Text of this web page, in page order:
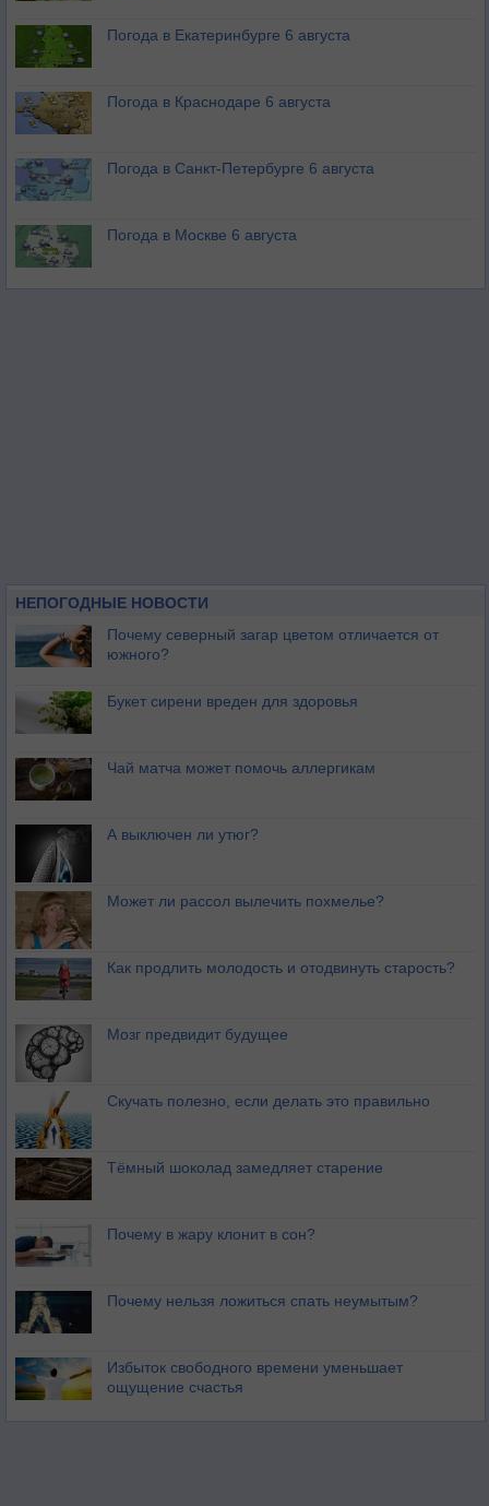
Погода в Екатеринбурге 6 августа
Погода в Краснодаре 6 августа
Погода в Санкт-Петербурге 6 августа
Погода в Москве 6 августа
НЕПОГОДНЫЕ НОВОСТИ
Почему северный загар цветом отличается от
южного?
Букет сирени вреден для здоровья
Чай матча может помочь аллергикам
А выключен ли утюг?
Может ли рассол вылечить похмелье?
Как продлить молодость и отодвинуть старость?
Мозг предвидит будущее
Скучать полезно, если делать это правильно
Тёмный шоколад замедляет старение
Почему в жару клонит в сон?
Почему нельзя ложиться спать неумытым?
Избыток свободного времени уменьшает
ощущение счастья